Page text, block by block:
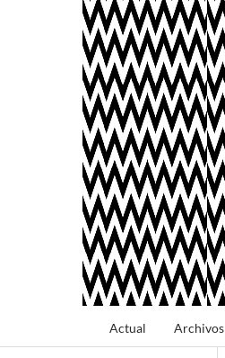
Actual Archivos